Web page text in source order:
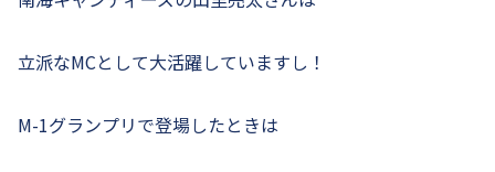
立派なMCとして大活躍していますし！
M-1グランプリで登場したときは